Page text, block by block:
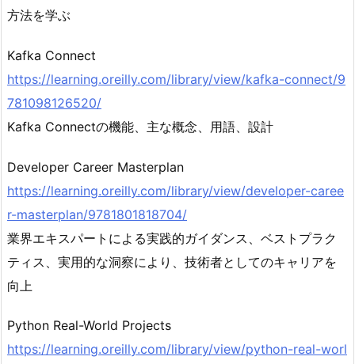
方法を学ぶ
Kafka Connect
https://learning.oreilly.com/library/view/kafka-connect/9
781098126520/
Kafka Connectの機能、主な概念、用語、設計
Developer Career Masterplan
https://learning.oreilly.com/library/view/developer-caree
r-masterplan/9781801818704/
業界エキスパートによる実践的ガイダンス、ベストプラク
ティス、実用的な洞察により、技術者としてのキャリアを
向上
Python Real-World Projects
https://learning.oreilly.com/library/view/python-real-worl